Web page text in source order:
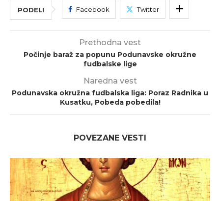
PODELI Facebook Twitter
Prethodna vest
Počinje baraž za popunu Podunavske okružne
fudbalske lige
Naredna vest
Podunavska okružna fudbalska liga: Poraz Radnika u
Kusatku, Pobeda pobedila!
POVEZANE VESTI